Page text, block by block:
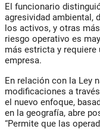
El funcionario
agresividad ambiental,
los activos, y otras
riesgo operativo es
más estricta y requiere
empresa.
En relación con la Ley
modificaciones a
el nuevo enfoque,
en la geografía, abre
“Permite que las